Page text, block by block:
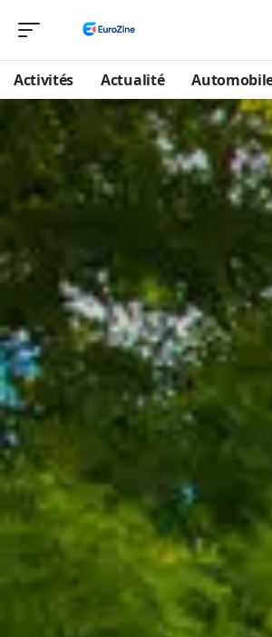
Activités Actualité